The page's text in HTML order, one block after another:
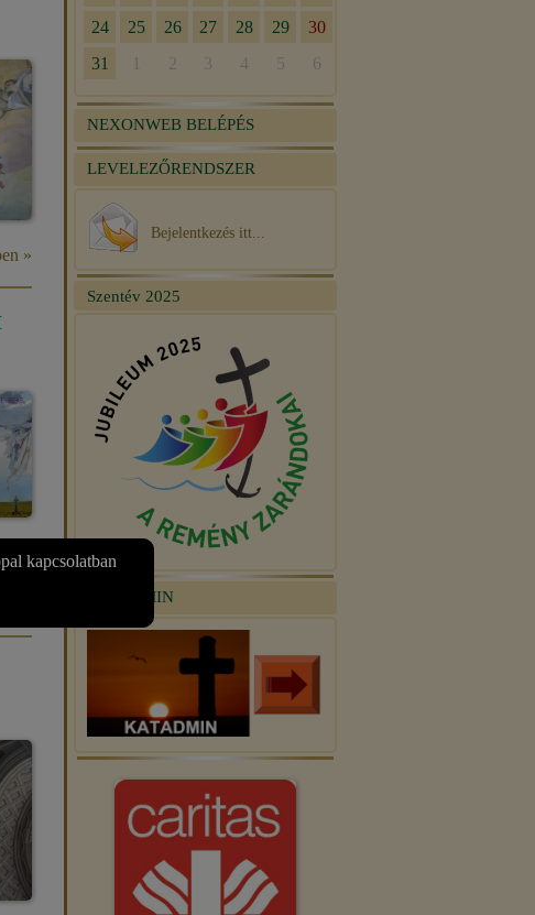
»
és
NEXONWEB BELÉPÉS
LEVELEZŐRENDSZER
Bejelentkezés itt...
Szentév 2025
KATADMIN
kapcsolatban